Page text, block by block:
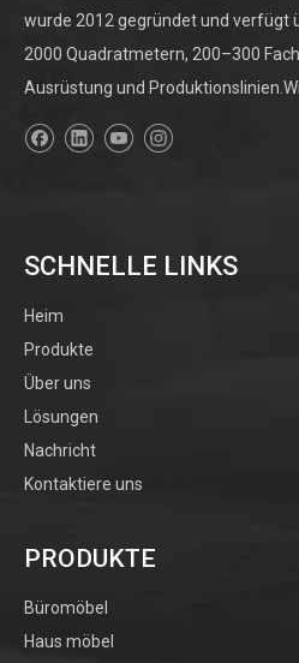
wurde 2012 gegründet und verfügt
2000 Quadratmetern, 200–300
Ausrüstung und
SCHNELLE LINKS
Heim
Produkte
Über uns
Lösungen
Nachricht
Kontaktiere uns
PRODUKTE
Büromöbel
Haus möbel